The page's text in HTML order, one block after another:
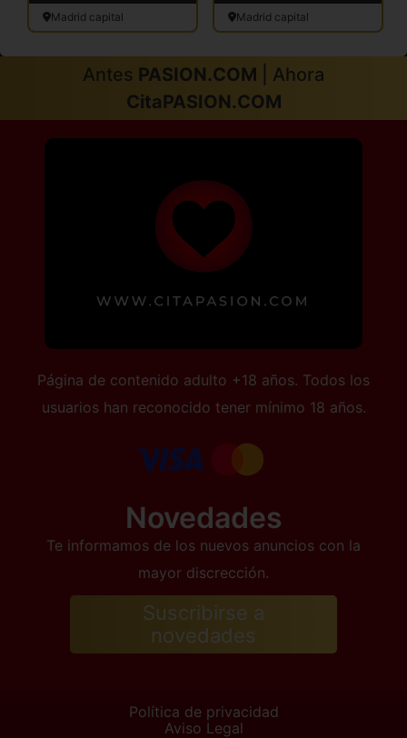
Madrid capital Madrid capital
Antes PASION.COM | Ahora
CitaPASION.COM
Página de contenido adulto +18 años. Todos los
usuarios han reconocido tener mínimo 18 años.
Novedades
Te informamos de los nuevos anuncios con la
mayor discrección.
Suscribirse a
novedades
Política de privacidad
Aviso Legal